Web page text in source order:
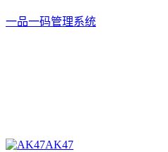
一品一码管理系统
AK47